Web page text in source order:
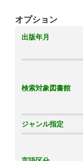
オプション
出版年月
検索対象図書館
ジャンル指定